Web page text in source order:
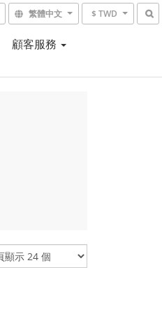
繁體中文 $ TWD
顧客服務